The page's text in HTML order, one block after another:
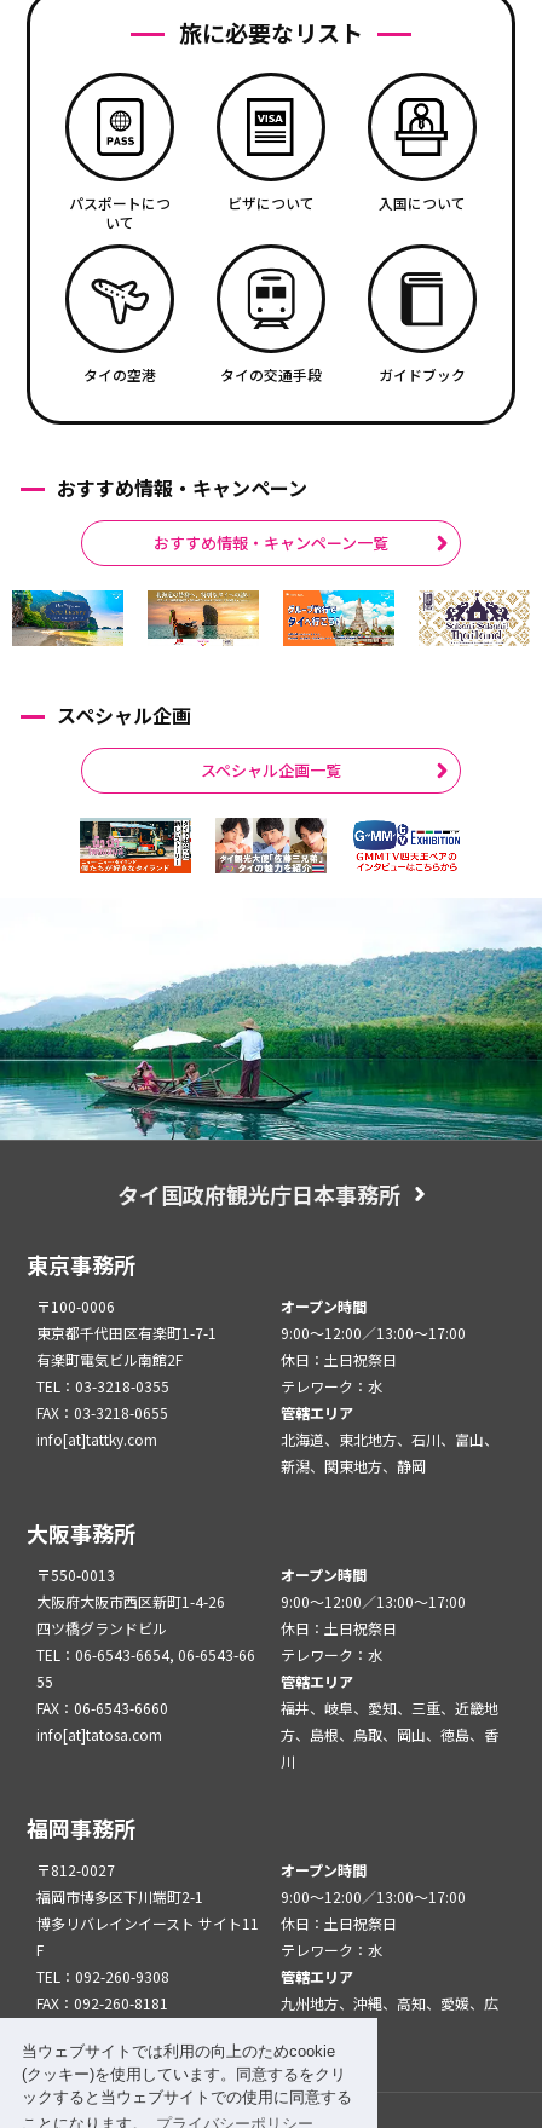
当ウェブサイトでは利用の向上のためcookie
(クッキー)を使用しています。同意するをクリ
ックすると当ウェブサイトでの使用に同意する
ことになります。
プライバシーポリシー
旅に必要なリスト
パスポートにつ
いて
ビザについて 入国について
タイの空港 タイの交通手段 ガイドブック
おすすめ情報・キャンペーン
おすすめ情報・キャンペーン一覧
スペシャル企画
スペシャル企画一覧
タイ国政府観光庁日本事務所
東京事務所
〒100-0006
東京都千代田区有楽町1-7-1
有楽町電気ビル南館2F
TEL：03-3218-0355
FAX：03-3218-0655
info[at]tattky.com
オープン時間
9:00～12:00／13:00～17:00
休日：土日祝祭日
テレワーク：水
管轄エリア
北海道、東北地方、石川、富山、
新潟、関東地方、静岡
大阪事務所
〒550-0013
大阪府大阪市西区新町1-4-26
四ツ橋グランドビル
TEL：06-6543-6654, 06-6543-66
55
FAX：06-6543-6660
info[at]tatosa.com
オープン時間
9:00～12:00／13:00～17:00
休日：土日祝祭日
テレワーク：水
管轄エリア
福井、岐阜、愛知、三重、近畿地
方、島根、鳥取、岡山、徳島、香
川
福岡事務所
〒812-0027
福岡市博多区下川端町2-1
博多リバレインイースト サイト11
F
TEL：092-260-9308
FAX：092-260-8181
オープン時間
9:00～12:00／13:00～17:00
休日：土日祝祭日
テレワーク：水
管轄エリア
九州地方、沖縄、高知、愛媛、広